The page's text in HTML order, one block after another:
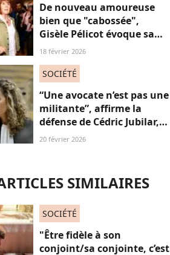
De nouveau amoureuse
bien que "cabossée",
Gisèle Pélicot évoque sa
nouvelle vie avec
18 février 2026
SOCIÉTÉ
“Une avocate n’est pas une
militante”, affirme la
défense de Cédric Jubilar,
pour qui une femme peut
de parole controversée ?
20 février 2026
SIMILAIRES
SOCIÉTÉ
"Être fidèle à son
conjoint/sa conjointe, c’est